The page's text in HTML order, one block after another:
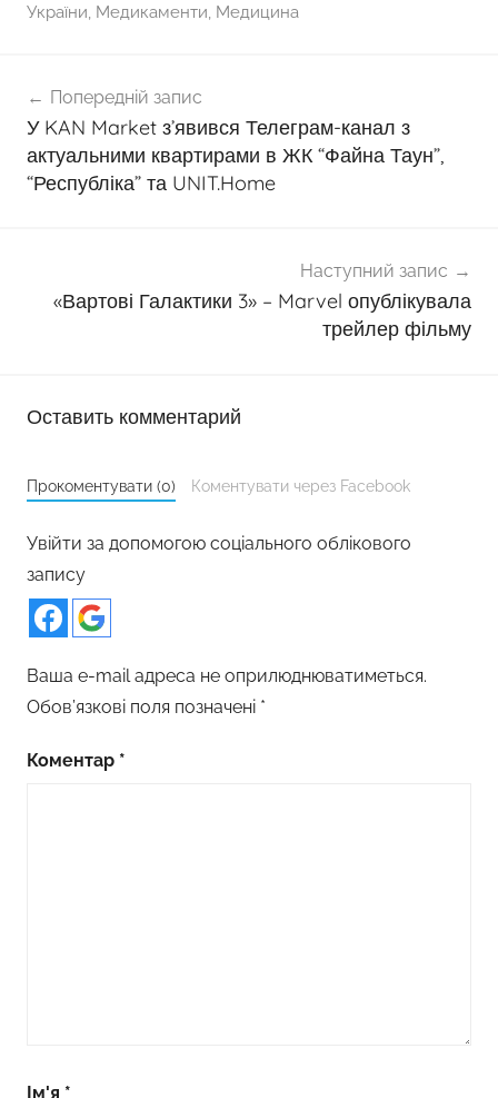
України, Медикаменти, Медицина
записів
Попередній запис
У KAN Market з’явився Телеграм-канал з
актуальними квартирами в ЖК “Файна Таун”,
“Республіка” та UNIT.Home
Наступний запис
«Вартові Галактики 3» – Marvel опублікувала
трейлер фільму
Оставить комментарий
Прокоментувати (0) Коментувати через Facebook
Увійти за допомогою соціального облікового
запису
Ваша e-mail адреса не оприлюднюватиметься.
Обов’язкові поля позначені *
Коментар *
Ім'я *